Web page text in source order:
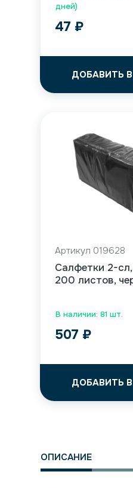
дней)
47 ₽
ДОБАВИТЬ
В наличии: 81 шт.
Артикул 019628
Салфетки 2-
200 листов,
507 ₽
ДОБАВИТЬ
ОПИСАНИЕ